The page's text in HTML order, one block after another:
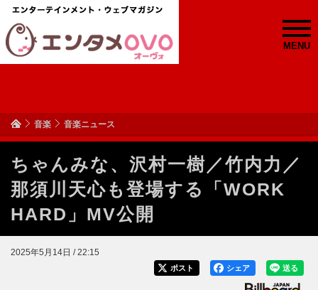
MENU
音楽 音楽ニュース
ちゃんみな、沢村一樹／竹内力／
那須川天心も登場する「WORK
HARD」MV公開
2025年5月14日 / 22:15
送る
シェア
ポスト